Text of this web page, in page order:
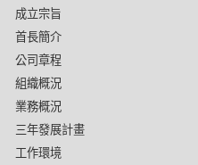
成立宗旨
首長簡介
公司章程
組織概況
業務概況
三年發展計畫
工作環境